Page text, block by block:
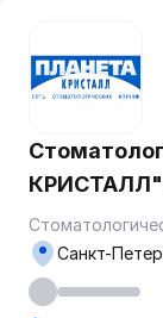
КРИСТАЛЛ"
Санкт-